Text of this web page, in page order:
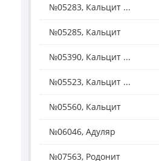
№05283, Кальцит ...
№05285, Кальцит
№05390, Кальцит ...
№05523, Кальцит ...
№05560, Кальцит
№06046, Адуляр
№07563, Родонит